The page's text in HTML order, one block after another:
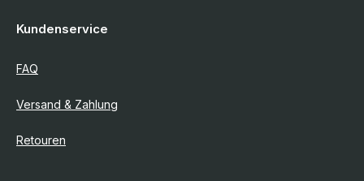
Kundenservice
FAQ
Versand & Zahlung
Retouren